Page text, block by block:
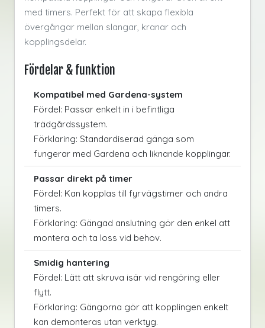
med timers. Perfekt för att skapa flexibla
övergångar mellan slangar, kranar och
kopplingsdelar.
Fördelar & funktion
Kompatibel med Gardena-system
Fördel: Passar enkelt in i befintliga
trädgårdssystem.
Förklaring: Standardiserad gänga som
fungerar med Gardena och liknande kopplingar.
Passar direkt på timer
Fördel: Kan kopplas till fyrvägstimer och andra
timers.
Förklaring: Gängad anslutning gör den enkel att
montera och ta loss vid behov.
Smidig hantering
Fördel: Lätt att skruva isär vid rengöring eller
flytt.
Förklaring: Gängorna gör att kopplingen enkelt
kan demonteras utan verktyg.